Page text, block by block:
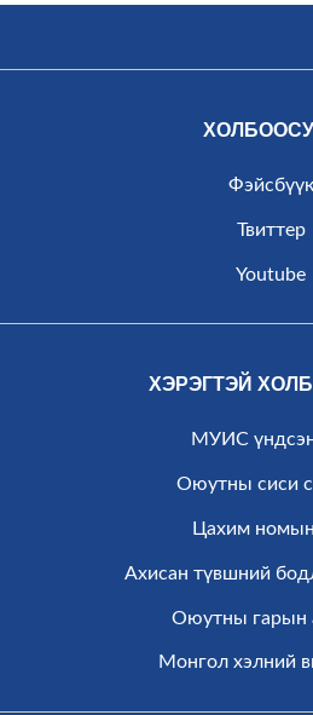
Фэйсбүүк
Твиттер
Youtube
ХЭРЭГТЭЙ
МУИС
Оюутны сиси
Цахим
Ахисан түвшний
Оюутны гарын
Монгол хэлний